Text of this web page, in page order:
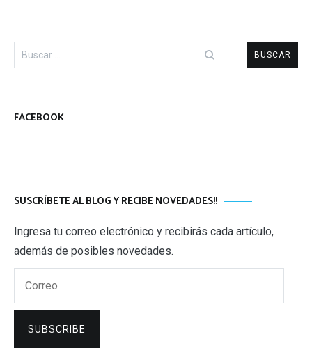
Buscar:
FACEBOOK
SUSCRÍBETE AL BLOG Y RECIBE NOVEDADES!!
Ingresa tu correo electrónico y recibirás cada artículo,
además de posibles novedades.
SUBSCRIBE